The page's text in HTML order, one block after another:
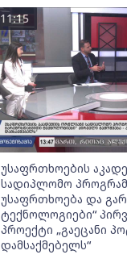
უსაფრთხოების
სადიპლომო
უსაფრთხოება და
ტექნოლოგიები“
პროექტი „გაეცანი
დამსაქმებელს“
11:15